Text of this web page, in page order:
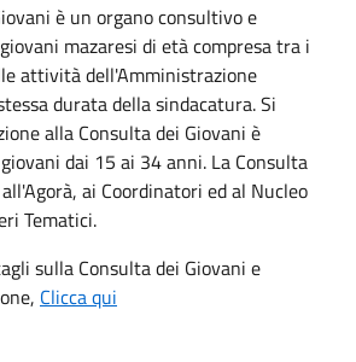
è un organo consultivo e
mazaresi di età compresa tra i
attività dell'Amministrazione
durata della sindacatura. Si
alla Consulta dei Giovani è
dai 15 ai 34 anni. La Consulta
ai Coordinatori ed al Nucleo
Tematici.
sulla Consulta dei Giovani e
Clicca qui